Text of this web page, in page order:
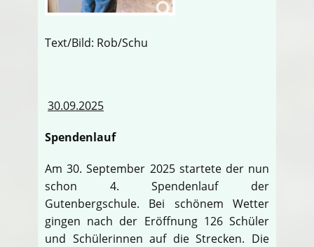
Text/Bild: Rob/Schu
30.09.2025
Spendenlauf
Am 30. September 2025 startete der nun
schon 4. Spendenlauf der
Gutenbergschule. Bei schönem Wetter
gingen nach der Eröffnung 126 Schüler
und Schülerinnen auf die Strecken. Die